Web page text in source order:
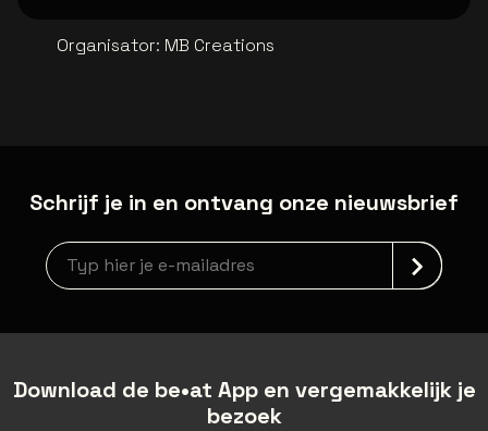
Organisator: MB Creations
Schrijf je in en ontvang onze nieuwsbrief
Nieuwsbrief aanmelding
Download de be•at App en vergemakkelijk je
bezoek